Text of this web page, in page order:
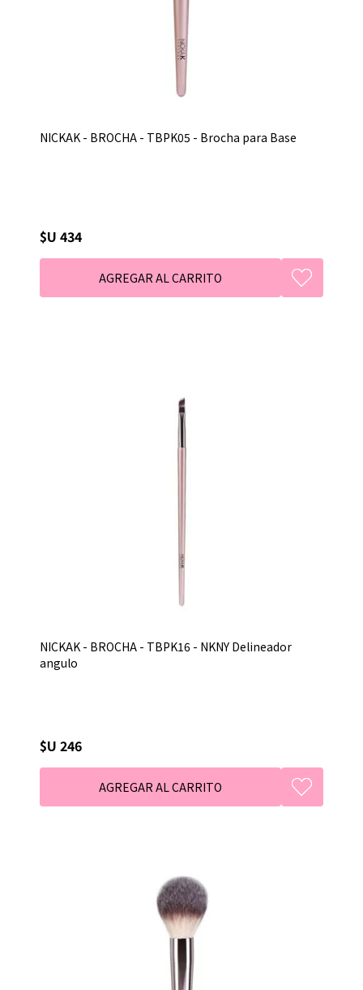
NICKAK - BROCHA - TBPK05 - Brocha para Base
$U 434
NICKAK - BROCHA - TBPK16 - NKNY Delineador
angulo
$U 246